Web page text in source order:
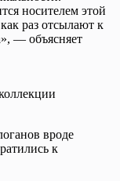
носителем этой
раз отсылают к
— объясняет
вроде
к